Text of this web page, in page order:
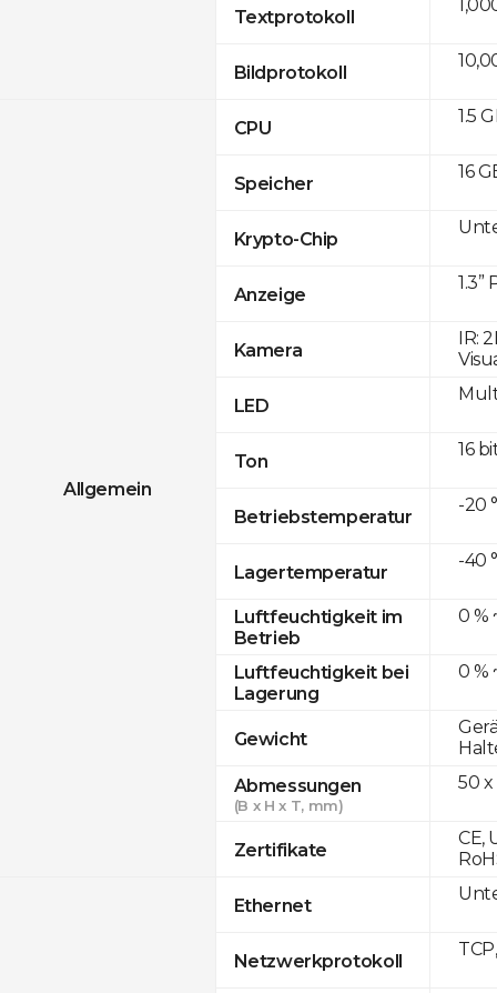
Textprotokoll
Bildprotokoll
Allgemein
CPU
Speicher
Krypto-Chip
Anzeige
Kamera
LED
Ton
Betriebstemperatur
Lagertemperatur
Luftfeuchtigkeit im
Betrieb
Luftfeuchtigkeit bei
Lagerung
Gewicht
Abmessungen
(B x H x T, mm)
Zertifikate
Ethernet
Netzwerkprotokoll
1.5
16
1.3”
IR:
16
-20
-40
0 %
0 %
50 x
CE,